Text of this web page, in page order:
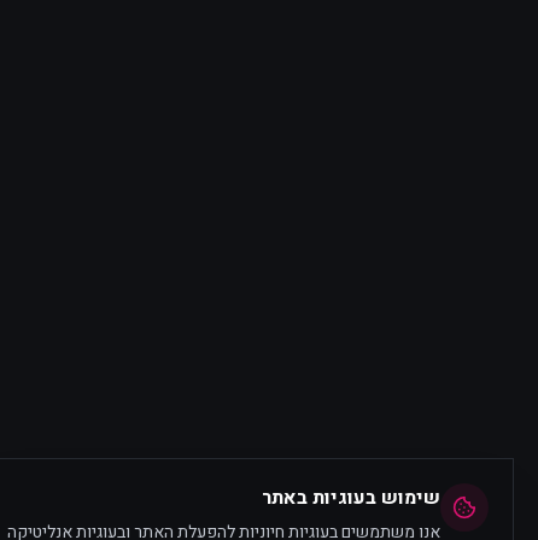
שימוש בעוגיות באתר
אנו משתמשים בעוגיות חיוניות להפעלת האתר ובעוגיות אנליטיקה